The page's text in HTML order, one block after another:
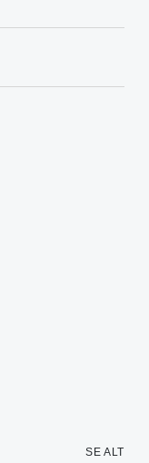
SE ALT